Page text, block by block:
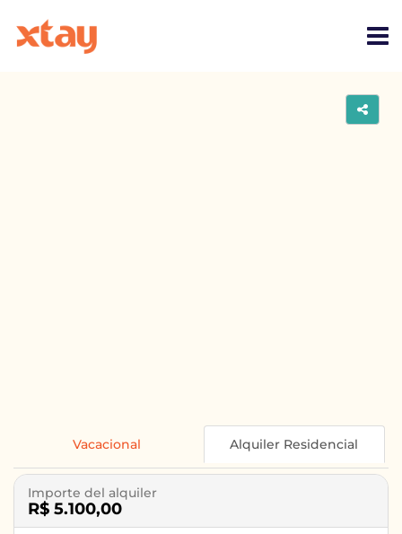
Vacacional Alquiler Residencial
Importe del alquiler
R$ 5.100,00